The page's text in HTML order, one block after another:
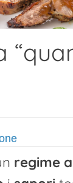
regime